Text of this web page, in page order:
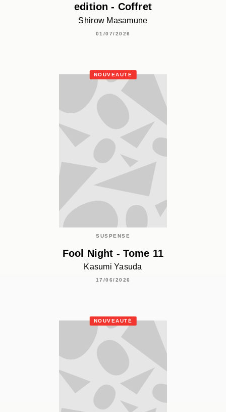
edition - Coffret
Shirow Masamune
01/07/2026
NOUVEAUTÉ
SUSPENSE
Fool Night - Tome 11
Kasumi Yasuda
17/06/2026
NOUVEAUTÉ